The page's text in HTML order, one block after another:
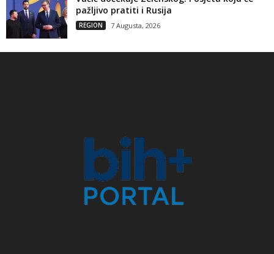
pažljivo pratiti i Rusija
REGION 7 Augusta, 2026